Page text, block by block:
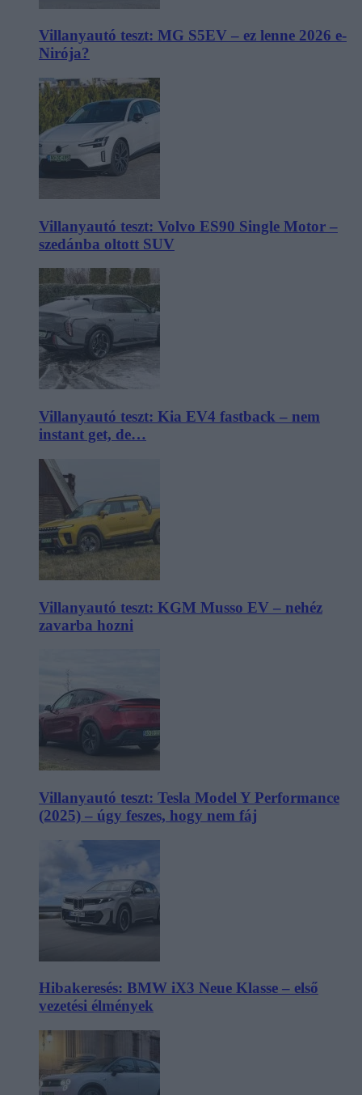
Villanyautó teszt: MG S5EV – ez lenne 2026 e-
Nirója?
Villanyautó teszt: Volvo ES90 Single Motor –
szedánba oltott SUV
Villanyautó teszt: Kia EV4 fastback – nem
instant get, de…
Villanyautó teszt: KGM Musso EV – nehéz
zavarba hozni
Villanyautó teszt: Tesla Model Y Performance
(2025) – úgy feszes, hogy nem fáj
Hibakeresés: BMW iX3 Neue Klasse – első
vezetési élmények